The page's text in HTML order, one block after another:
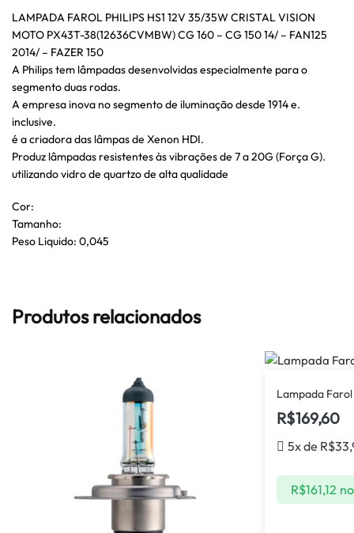
LAMPADA FAROL PHILIPS HS1 12V 35/35W CRISTAL VISION
MOTO PX43T-38(12636CVMBW) CG 160 – CG 150 14/ – FAN125
2014/ – FAZER 150
A Philips tem lâmpadas desenvolvidas especialmente para o
segmento duas rodas.
A empresa inova no segmento de iluminação desde 1914 e.
inclusive.
é a criadora das lâmpas de Xenon HDI.
Produz lâmpadas resistentes às vibrações de 7 a 20G (Força G).
utilizando vidro de quartzo de alta qualidade
Cor:
Tamanho:
Peso Liquido: 0,045
Produtos relacionados
Lampada Farol
R$169,60
5x de R$
R$161,12